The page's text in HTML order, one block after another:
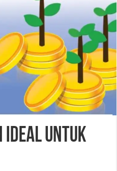
Ideal untuk